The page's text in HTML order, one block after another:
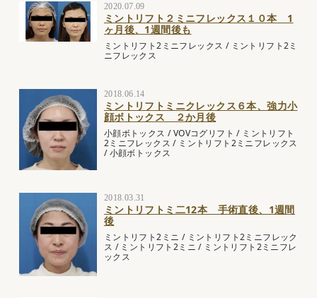
2020.07.09
ミントリフト２ミニフレックス１０本 1
ヶ月後、1週間後も
ミントリフト2ミニフレックス / ミントリフト2ミ
ニフレックス
2018.06.14
ミントリフトミニクレックス６本、強力小
顔ボトックス ２か月後
小顔ボトックス /VOVコグリフト / ミントリフト
2ミニフレックス / ミントリフト2ミニフレックス
/小顔ボトックス
2018.03.31
ミントリフトミ二12本 手術直後、1週間
後
ミントリフト2ミニ / ミントリフト2ミニフレック
ス / ミントリフト2ミニ / ミントリフト2ミニフレ
ックス